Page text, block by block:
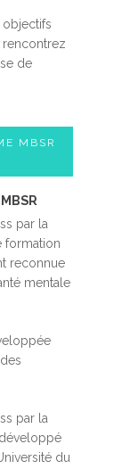
objectifs
rencontrez
de
MBSR
par la
formation
reconnue
mentale
par la
du